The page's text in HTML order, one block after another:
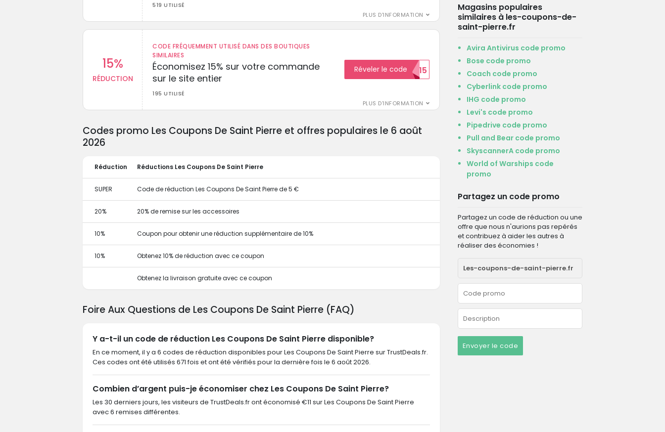
519 UTILISÉ
PLUS D'INFORMATION
15%
RÉDUCTION
CODE FRÉQUEMMENT UTILISÉ DANS DES BOUTIQUES
SIMILAIRES
Économisez 15% sur votre commande
sur le site entier
195 UTILISÉ
PLUS D'INFORMATION
Réveler le codeECON15
Magasins populaires
similaires à les-coupons-de-
saint-pierre.fr
Avira Antivirus code promo
Bose code promo
Coach code promo
Cyberlink code promo
IHG code promo
Levi's code promo
Pipedrive code promo
Pull and Bear code promo
SkyscannerA code promo
World of Warships code
promo
Partagez un code promo
Partagez un code de réduction ou une
offre que nous n'aurions pas repérés
et contribuez à aider les autres à
réaliser des économies !
Envoyer le code
Codes promo Les Coupons De Saint Pierre et offres populaires le 6 août
2026
Réduction Réductions Les Coupons De Saint Pierre
SUPER Code de réduction Les Coupons De Saint Pierre de 5 €
20% 20% de remise sur les accessoires
10% Coupon pour obtenir une réduction supplémentaire de 10%
10% Obtenez 10% de réduction avec ce coupon
Obtenez la livraison gratuite avec ce coupon
Foire Aux Questions de Les Coupons De Saint Pierre (FAQ)
Y a-t-il un code de réduction Les Coupons De Saint Pierre disponible?
En ce moment, il y a 6 codes de réduction disponibles pour Les Coupons De Saint Pierre sur TrustDeals.fr.
Ces codes ont été utilisés 671 fois et ont été vérifiés pour la dernière fois le 6 août 2026.
Combien d’argent puis-je économiser chez Les Coupons De Saint Pierre?
Les 30 derniers jours, les visiteurs de TrustDeals.fr ont économisé €11 sur Les Coupons De Saint Pierre
avec 6 remises différentes.